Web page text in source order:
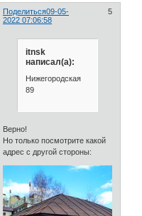
Поделиться 5
09-05-
2022 07:06:58
itnsk
написал(а):
Нижегородская
89
Верно!
Но только посмотрите какой
адрес с другой стороны: